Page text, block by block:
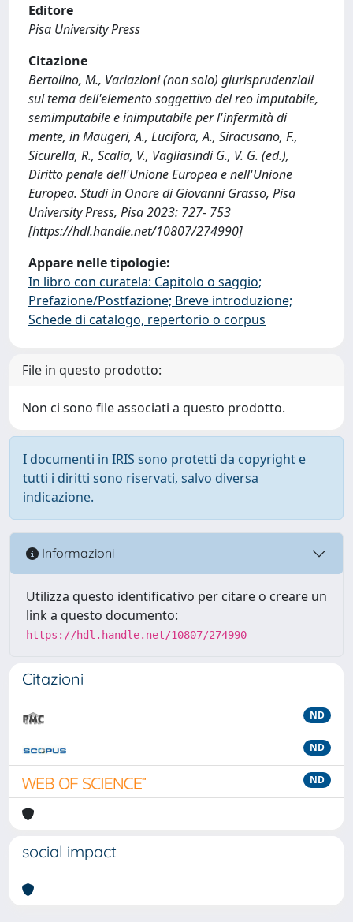
Editore
Pisa University Press
Citazione
Bertolino, M., Variazioni (non solo) giurisprudenziali
sul tema dell'elemento soggettivo del reo imputabile,
semimputabile e inimputabile per l'infermità di
mente, in Maugeri, A., Lucifora, A., Siracusano, F.,
Sicurella, R., Scalia, V., Vagliasindi G., V. G. (ed.),
Diritto penale dell'Unione Europea e nell'Unione
Europea. Studi in Onore di Giovanni Grasso, Pisa
University Press, Pisa 2023: 727- 753
[https://hdl.handle.net/10807/274990]
Appare nelle tipologie:
In libro con curatela: Capitolo o saggio;
Prefazione/Postfazione; Breve introduzione;
Schede di catalogo, repertorio o corpus
File in questo prodotto:
Non ci sono file associati a questo prodotto.
I documenti in IRIS sono protetti da copyright e
tutti i diritti sono riservati, salvo diversa
indicazione.
Informazioni
Utilizza questo identificativo per citare o creare un
link a questo documento:
https://hdl.handle.net/10807/274990
Citazioni
ND
ND
ND
social impact